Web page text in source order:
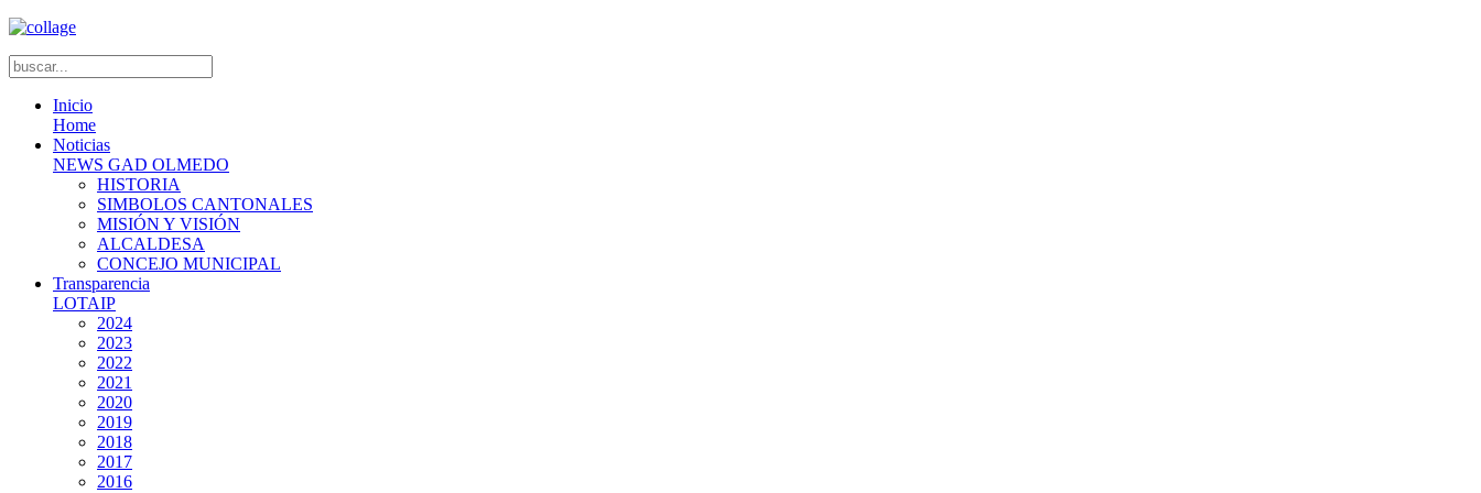
Inicio
Home
Noticias
NEWS GAD OLMEDO
HISTORIA
SIMBOLOS CANTONALES
MISIÓN Y VISIÓN
ALCALDESA
CONCEJO MUNICIPAL
Transparencia
LOTAIP
2024
2023
2022
2021
2020
2019
2018
2017
2016